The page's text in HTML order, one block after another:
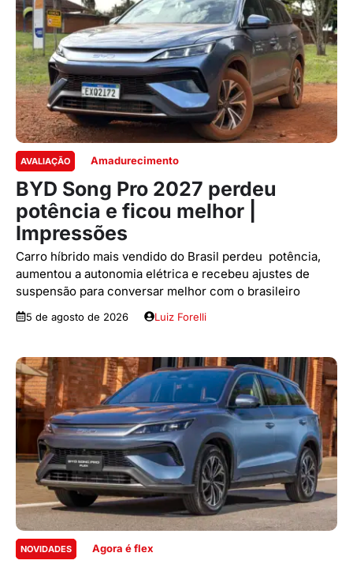
AVALIAÇÃO Amadurecimento
BYD Song Pro 2027 perdeu
potência e ficou melhor |
Impressões
Carro híbrido mais vendido do Brasil perdeu potência,
aumentou a autonomia elétrica e recebeu ajustes de
suspensão para conversar melhor com o brasileiro
5 de agosto de 2026 Luiz Forelli
NOVIDADES Agora é flex